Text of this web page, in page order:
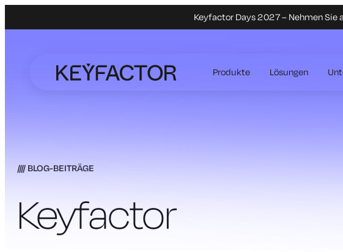
Keyfactor Days 2027 – Nehmen Sie
springen
Produkte Lösungen
BLOG-BEITRÄGE
Keyfactor